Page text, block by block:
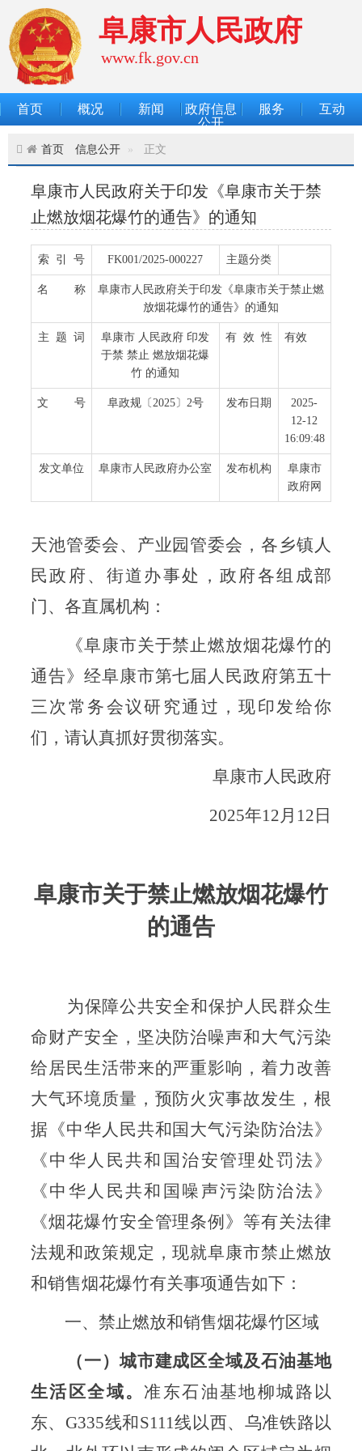
阜康市人民政府
www.fk.gov.cn
首页 概况 新闻
政府信息
公开
服务 互动
首页 信息公开 正文
阜康市人民政府关于印发《阜康市关于禁
止燃放烟花爆竹的通告》的通知
索 引 号 FK001/2025-000227 主题分类
名 称
阜康市人民政府关于印发《阜康市关于禁止燃
放烟花爆竹的通告》的通知
主 题 词
阜康市 人民政府 印发
于禁 禁止 燃放烟花爆
竹 的通知
有 效 性 有效
文 号 阜政规〔2025〕2号 发布日期
2025-
12-12
16:09:48
发文单位 阜康市人民政府办公室 发布机构
阜康市
政府网
天池管委会、产业园管委会，各乡镇人
民政府、街道办事处，政 府各组成部
门、各直属机构：
《阜康市关于禁止燃放烟花爆竹的
通告》经阜康市第七届人民政府第五十
三次常务会议研究通过，现印发给你
们，请认真抓好贯彻落实。
阜康市人民政府
2025年12月12日
阜康市关于禁止燃放烟花爆竹
的通告
为保障公共安全和保护人民群众生
命财产安全，坚决防治噪声和大气污染
给居民生活带来的严重影响，着力改善
大气环境质量，预防火灾事故发生，根
据《中华人民共和国大气污染防治法》
《中华人民共和国治安管理处罚法》
《中华人民共和国噪声污染防治法》
《烟花爆竹安全管理条例》等有关法律
法规和政策规定，现就阜康市禁止燃放
和销售烟花爆竹有关事项通告如下：
一、禁止燃放和销售烟花爆竹区域
（一）城市建成区全域及石油基地
生活区全域。 准东石油基地柳城路以
东、G335线和S111线以西、乌准铁路以